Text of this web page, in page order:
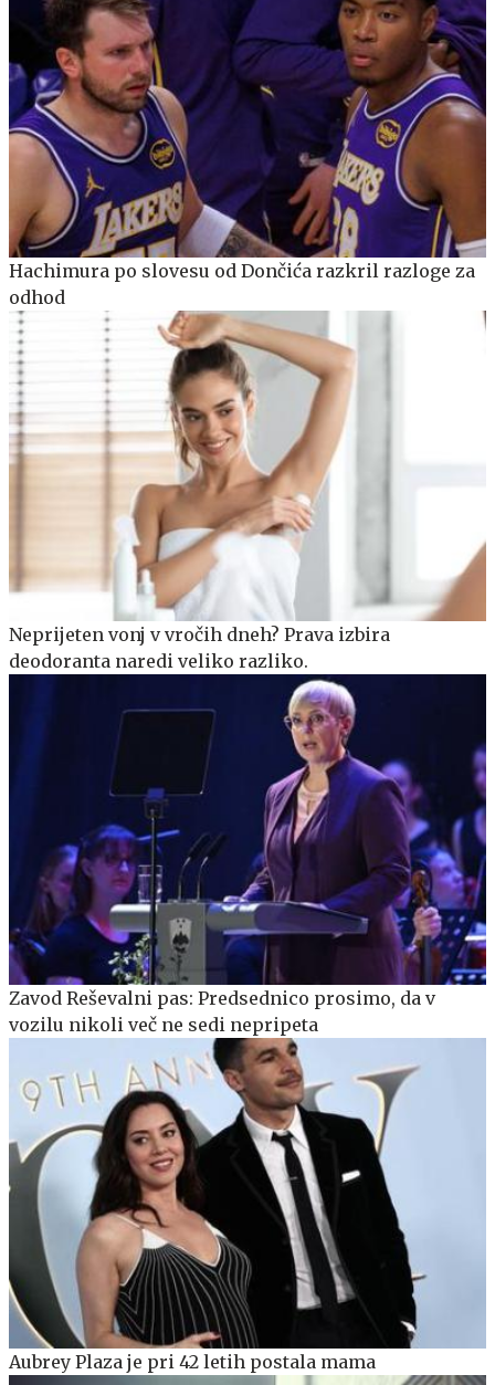
Hachimura po slovesu od Dončića razkril razloge za
odhod
Neprijeten vonj v vročih dneh? Prava izbira
deodoranta naredi veliko razliko.
Zavod Reševalni pas: Predsednico prosimo, da v
vozilu nikoli več ne sedi nepripeta
Aubrey Plaza je pri 42 letih postala mama